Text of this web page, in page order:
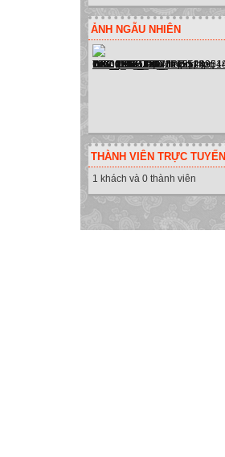
ẢNH NGẪU NHIÊN
THÀNH VIÊN TRỰC TUYẾN
1 khách và 0 thành viên